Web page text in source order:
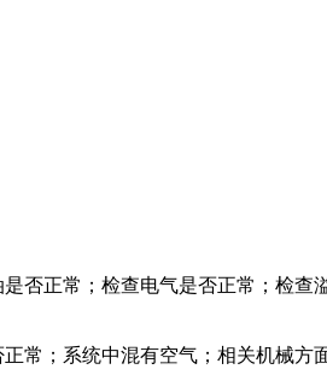
否正常；检查电气是否正常；检
常；系统中混有空气；相关机械方